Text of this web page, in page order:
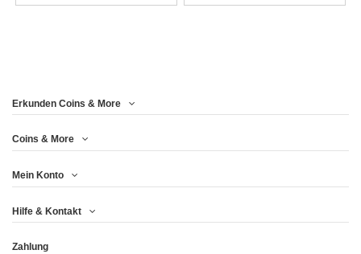
2016 5$...
Erkunden Coins & More
Coins & More
Mein Konto
Hilfe & Kontakt
Zahlung